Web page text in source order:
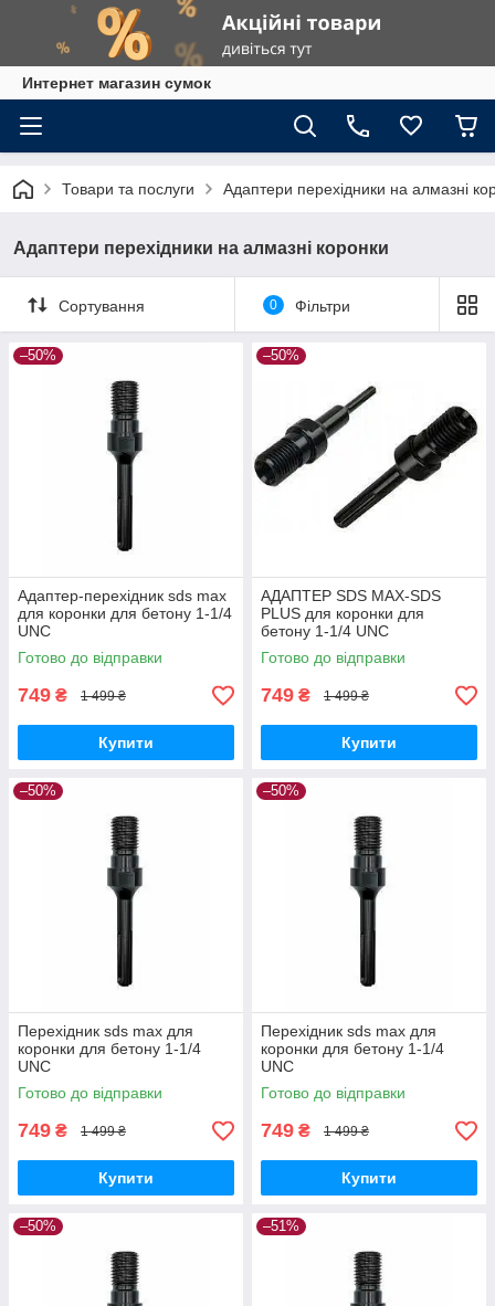
Интернет магазин сумок
Товари та послуги Адаптери перехідники на алмазні
Адаптери перехідники на алмазні коронки
Сортування 0 Фільтри
–50%
Адаптер-перехідник sds max
для коронки для бетону 1-1/4
UNC
Готово до відправки
749 ₴ 1 499 ₴
Купити
–50%
АДАПТЕР SDS MAX-SDS
PLUS для коронки для
бетону 1-1/4 UNC
Готово до відправки
749 ₴ 1 499 ₴
Купити
–50%
Перехідник sds max для
коронки для бетону 1-1/4
UNC
Готово до відправки
749 ₴ 1 499 ₴
Купити
–50%
Перехідник sds max для
коронки для бетону 1-1/4
UNC
Готово до відправки
749 ₴ 1 499 ₴
Купити
–50% –51%